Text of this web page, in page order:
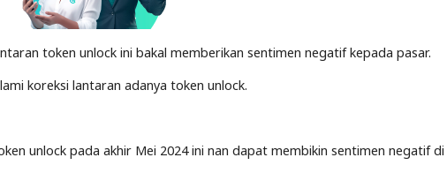
token unlock ini bakal memberikan sentimen negatif kepada pasar.
koreksi lantaran adanya token unlock.
unlock pada akhir Mei 2024 ini nan dapat membikin sentimen negatif di